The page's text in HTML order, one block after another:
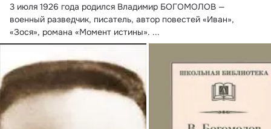
3 июля 1926 года родился Владимир БОГОМОЛОВ —
военный разведчик, писатель, автор повестей «Иван»,
«Зося», романа «Момент истины». ...